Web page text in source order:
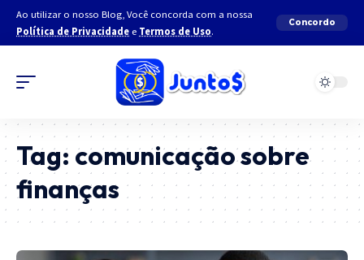
Ao utilizar o nosso Blog, Você concorda com a nossa
Política de Privacidade e Termos de Uso.
Concordo
Tag: comunicação sobre
finanças